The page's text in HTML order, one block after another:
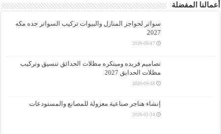
أعمالنا المفضلة
سواتر لحواجز المنازل والبيوات تركيب السواتر جده مكه
2027
2020-09-17
تصاميم فريده ومبتكره مظلات الحدائق تنسيق وتركيب
مظلات الحدايق 2027
2020-09-18
إنشاء هناجر صناعية معزولة للمصانع والمستودعات
2026-02-24